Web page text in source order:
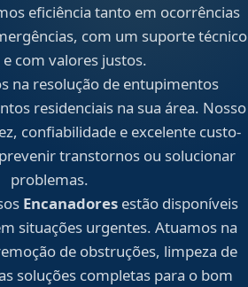
eficiência tanto em ocorrências
com um suporte técnico
com valores justos.
na resolução de entupimentos
residenciais na sua área. Nosso
confiabilidade e excelente custo-
transtornos ou solucionar
problemas.
Encanadoresestão disponíveis
situações urgentes. Atuamos na
de obstruções, limpeza de
soluções completas para o bom